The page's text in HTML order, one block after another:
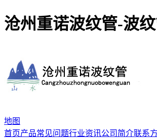
沧州重诺波纹管-波
地图
首页产品常见问题行业资讯公司简介联系